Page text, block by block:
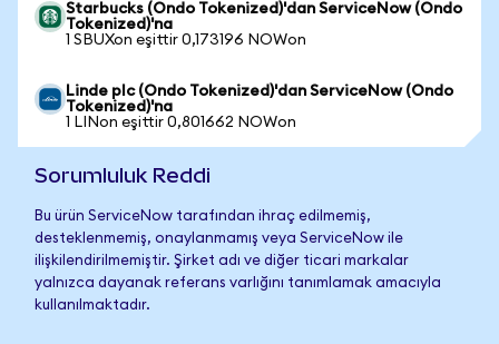
Starbucks (Ondo Tokenized)'dan ServiceNow (Ondo
Tokenized)'na
1 SBUXon eşittir 0,173196 NOWon
Linde plc (Ondo Tokenized)'dan ServiceNow (Ondo
Tokenized)'na
1 LINon eşittir 0,801662 NOWon
Sorumluluk Reddi
Bu ürün ServiceNow tarafından ihraç edilmemiş,
desteklenmemiş, onaylanmamış veya ServiceNow ile
ilişkilendirilmemiştir. Şirket adı ve diğer ticari markalar
yalnızca dayanak referans varlığını tanımlamak amacıyla
kullanılmaktadır.